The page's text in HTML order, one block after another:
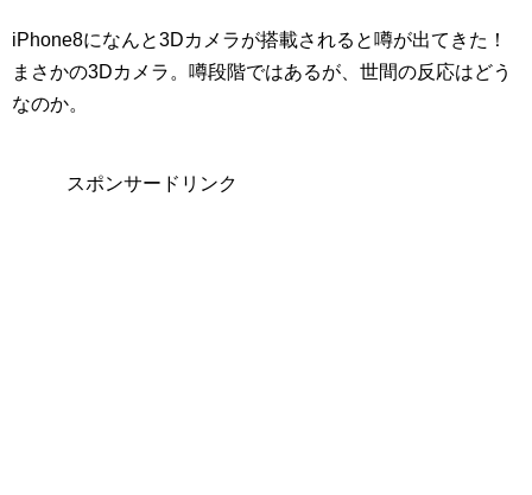
iPhone8になんと3Dカメラが搭載されると噂が出てきた！
まさかの3Dカメラ。噂段階ではあるが、世間の反応はどう
なのか。
スポンサードリンク